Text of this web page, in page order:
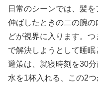
日常のシーンでは、髪
伸ばしたときの二の腕
どが視界に入ります。
で解決しようとして睡
避策は、就寝時刻を30
水を1杯入れる、この2つ